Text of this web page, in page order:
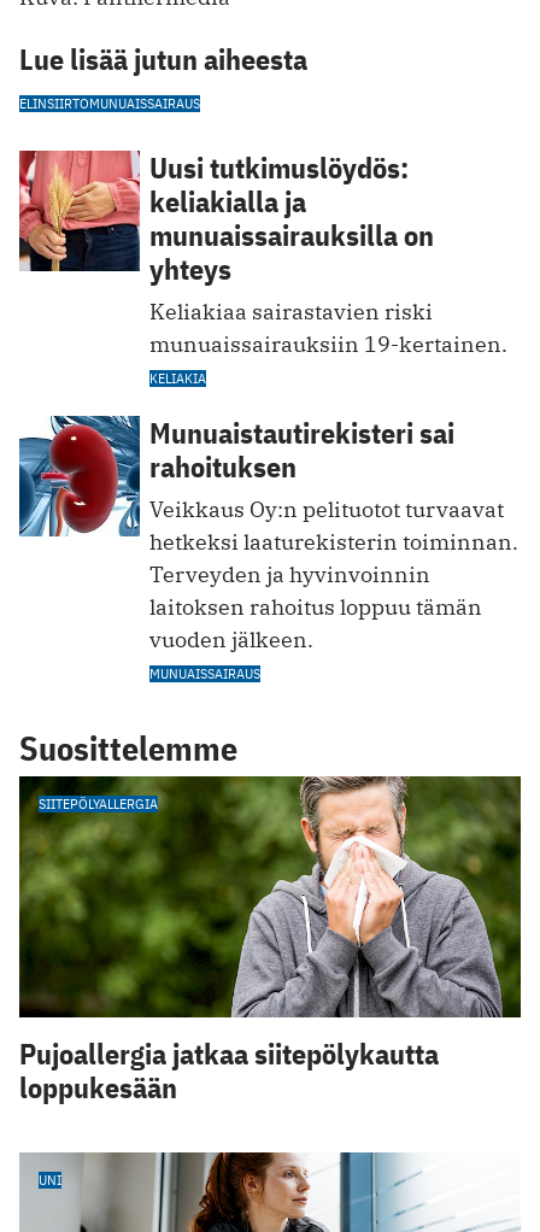
Lue lisää jutun aiheesta
ELINSIIRTOMUNUAISSAIRAUS
Uusi tutkimuslöydös:
keliakialla ja
munuaissairauksilla on
yhteys
Keliakiaa sairastavien riski
munuaissairauksiin 19-kertainen.
KELIAKIA
Munuaistautirekisteri sai
rahoituksen
Veikkaus Oy:n pelituotot turvaavat
hetkeksi laaturekisterin toiminnan.
Terveyden ja hyvinvoinnin
laitoksen rahoitus loppuu tämän
vuoden jälkeen.
MUNUAISSAIRAUS
Suosittelemme
SIITEPÖLYALLERGIA
Pujoallergia jatkaa siitepölykautta
loppukesään
UNI